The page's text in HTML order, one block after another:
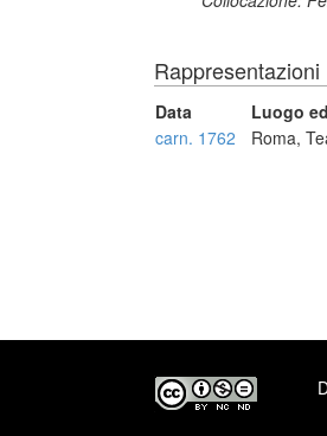
Rappresentazioni
Data Luogo
carn. 1762
Roma,